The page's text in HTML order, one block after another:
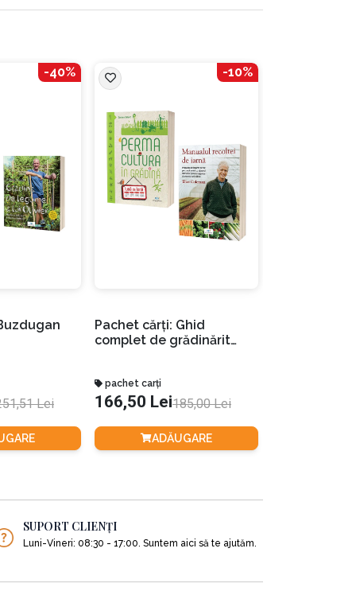
înghețului sau să vă dați seama cum va
primăvară;
spanac). De la semănare până la
la semănare până la recoltă trebuie să
-40%
Lei
-10%
Pachet cărți: Ghid
complet de grădinărit
pachet carți
166,50 Lei185,00 Lei
ADĂUGARE
SUPORT CLIENȚI
Luni-Vineri: 08:30 - 17:00. Suntem aici să te ajutăm.